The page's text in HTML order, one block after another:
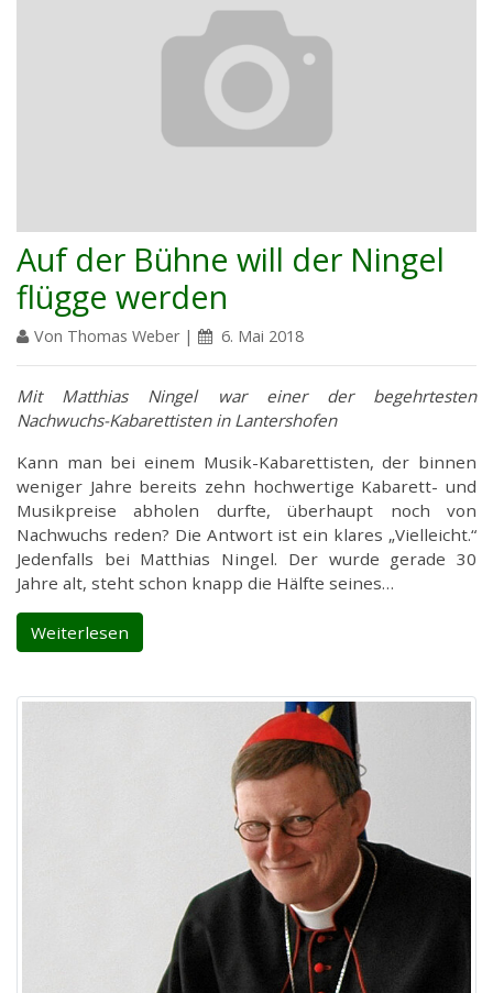
Auf der Bühne will der Ningel
flügge werden
Von Thomas Weber | 6. Mai 2018
Mit Matthias Ningel war einer der begehrtesten
Nachwuchs-Kabarettisten in Lantershofen
Kann man bei einem Musik-Kabarettisten, der binnen
weniger Jahre bereits zehn hochwertige Kabarett- und
Musikpreise abholen durfte, überhaupt noch von
Nachwuchs reden? Die Antwort ist ein klares „Vielleicht.“
Jedenfalls bei Matthias Ningel. Der wurde gerade 30
Jahre alt, steht schon knapp die Hälfte seines…
Weiterlesen